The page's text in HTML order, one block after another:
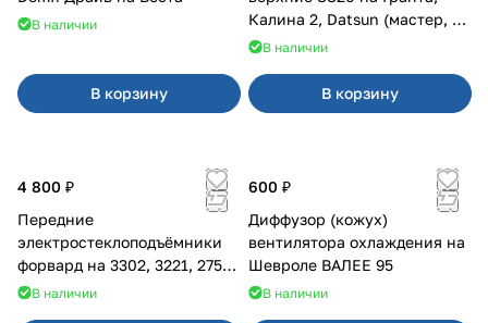
В наличии
В корзину
Калина 2, Datsun (мастер, с
ЭлУР, с подшипником) 2шт
В наличии
В корзину
4 800 ₽
Передние
электростеклоподъёмники
форвард на 3302, 3221, 2752,
2217В наличии
600 ₽
Диффузор (кожух)
вентилятора охлаждения на
Шевроле ВАЛЕЕ 95
В наличии